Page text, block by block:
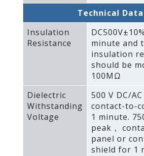
Technical Data
Insulation
Resistance
minute and
insulation
should be
100MΩ
Dielectric
Withstanding
Voltage
500 V DC/AC
contact-to-
1 minute.
peak，
panel or
shield for 1